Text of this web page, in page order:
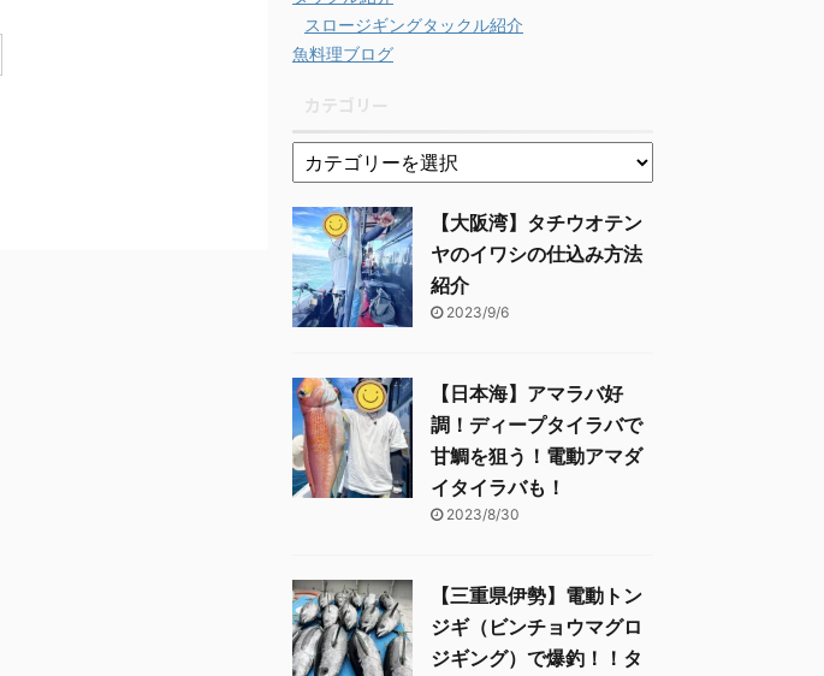
スロージギングタックル紹介
魚料理ブログ
【大阪湾】タチウオテン
ヤのイワシの仕込み方法
紹介
2023/9/6
【日本海】アマラバ好
調！ディープタイラバで
甘鯛を狙う！電動アマダ
イタイラバも！
2023/8/30
【三重県伊勢】電動トン
ジギ（ビンチョウマグロ
ジギング）で爆釣！！タ